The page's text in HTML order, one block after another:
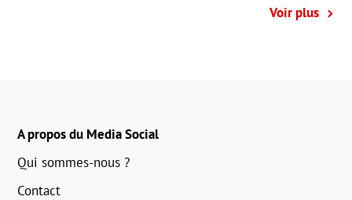
Voir plus
A propos du Media Social
Qui sommes-nous ?
Contact